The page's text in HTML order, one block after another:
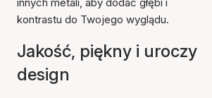
kontrastu do Twojego wyglądu.
Jakość, piękny i uroczy
design